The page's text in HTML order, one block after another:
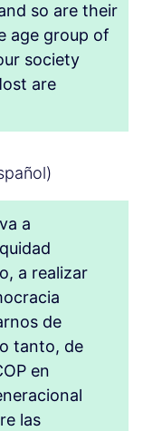
so are their
age group of
society
are
a
a realizar
de
tanto, de
en
las